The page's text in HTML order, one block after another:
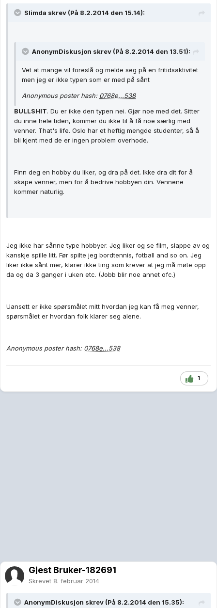
Slimda skrev (På 8.2.2014 den 15.14):
AnonymDiskusjon skrev (På 8.2.2014 den 13.51):
Vet at mange vil foreslå og melde seg på en fritidsaktivitet
men jeg er ikke typen som er med på sånt
Anonymous poster hash: 0768e...538
BULLSHIT. Du er ikke den typen nei. Gjør noe med det. Sitter
du inne hele tiden, kommer du ikke til å få noe særlig med
venner. That's life. Oslo har et heftig mengde studenter, så å
bli kjent med de er ingen problem overhode.
Finn deg en hobby du liker, og dra på det. Ikke dra dit for å
skape venner, men for å bedrive hobbyen din. Vennene
kommer naturlig.
Jeg ikke har sånne type hobbyer. Jeg liker og se film, slappe av og
kanskje spille litt. Før spilte jeg bordtennis, fotball and so on. Jeg
liker ikke sånt mer, klarer ikke ting som krever at jeg må møte opp
da og da 3 ganger i uken etc. (Jobb blir noe annet ofc.)
Uansett er ikke spørsmålet mitt hvordan jeg kan få meg venner,
spørsmålet er hvordan folk klarer seg alene.
Anonymous poster hash: 0768e...538
1
Gjest Bruker-182691
Skrevet 8. februar 2014
AnonymDiskusjon skrev (På 8.2.2014 den 15.35):